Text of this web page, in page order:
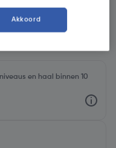
en haal binnen 10
Akkoord